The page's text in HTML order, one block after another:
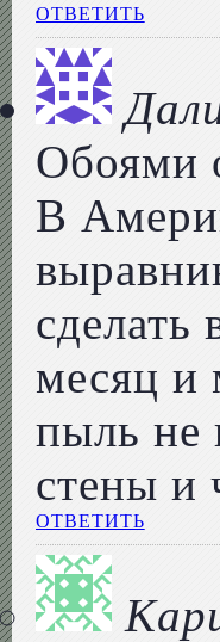
ОТВЕТИТЬ
Обоями
В
сделать
месяц и
пыль не
стены и
ОТВЕТИТЬ